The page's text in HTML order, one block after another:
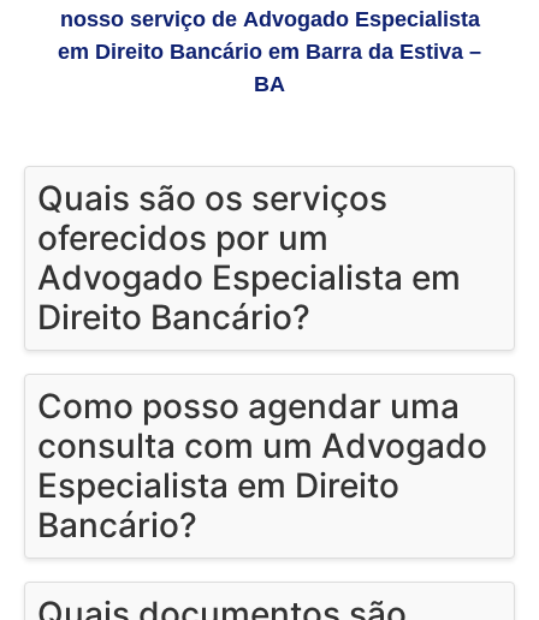
nosso serviço de Advogado Especialista
em Direito Bancário em Barra da Estiva –
BA
Quais são os serviços
oferecidos por um
Advogado Especialista em
Direito Bancário?
Como posso agendar uma
consulta com um Advogado
Especialista em Direito
Bancário?